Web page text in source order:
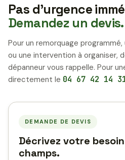
Pas d’urgence
Demandez un devis.
Pour un remorquage
ou une intervention à organiser,
dépanneur vous rappelle. Pour
directement le 04 67 42 14
DEMANDE DE DEVIS
Décrivez votre
champs.